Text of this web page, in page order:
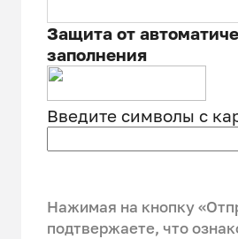
Защита от
заполнения
Введите символы с
Нажимая на кнопку
подтвержаете, что